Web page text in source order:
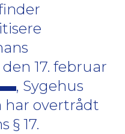
den 17. februar
, Sygehus
har overtrådt
§ 17.